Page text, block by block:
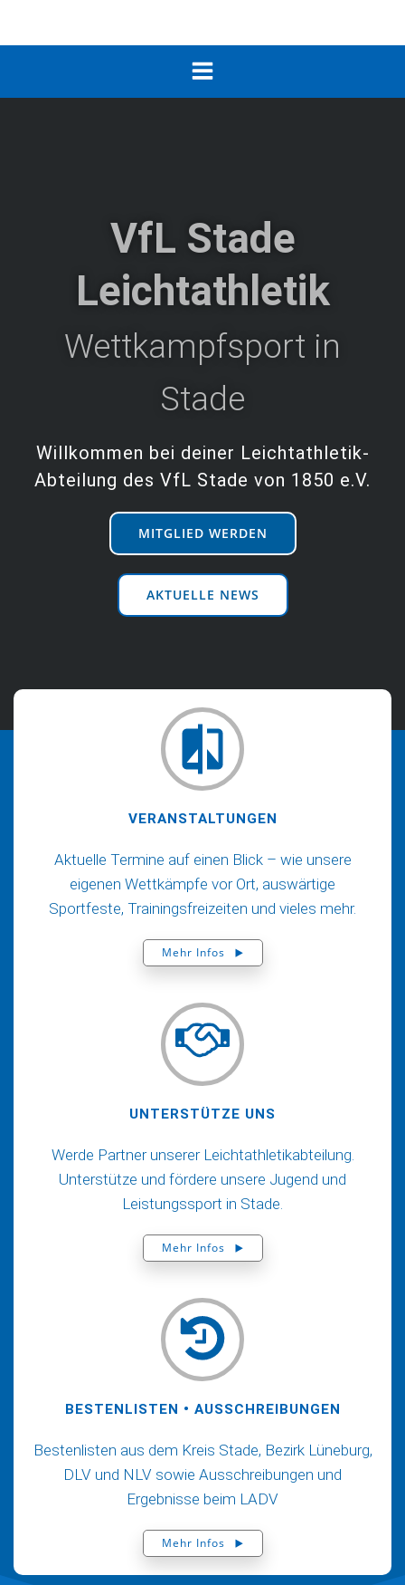
VfL Stade
Leichtathletik
Wettkampfsport in
Stade
Willkommen bei deiner Leichtathletik-
Abteilung des VfL Stade von 1850 e.V.
MITGLIED WERDEN
AKTUELLE NEWS
VERANSTALTUNGEN
Aktuelle Termine auf einen Blick – wie unsere
eigenen Wettkämpfe vor Ort, auswärtige
Sportfeste, Trainingsfreizeiten und vieles mehr.
Mehr Infos
UNTERSTÜTZE UNS
Werde Partner unserer Leichtathletikabteilung.
Unterstütze und fördere unsere Jugend und
Leistungssport in Stade.
Mehr Infos
BESTENLISTEN • AUSSCHREIBUNGEN
Bestenlisten aus dem Kreis Stade, Bezirk Lüneburg,
DLV und NLV sowie Ausschreibungen und
Ergebnisse beim LADV
Mehr Infos